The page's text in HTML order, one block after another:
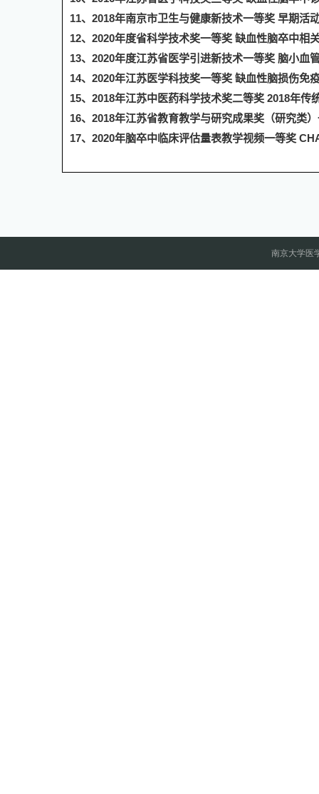
11、 2018年南京市卫生与健康新技术一等奖 早期活
12、 2020年度省科学技术奖一等奖 缺血性脑卒中相
13、 2020年度江苏省医学引进新技术一等奖 脑小血
14、 2020年江苏医学科技奖一等奖 缺血性脑损伤免
15、 2018年江苏中医药科学技术奖二等奖 2018年传
16、 2018年江苏省教育教学与研究成果奖（研究类
17、 2020年脑卒中临床评估量表教学视频一等奖
南京大学医